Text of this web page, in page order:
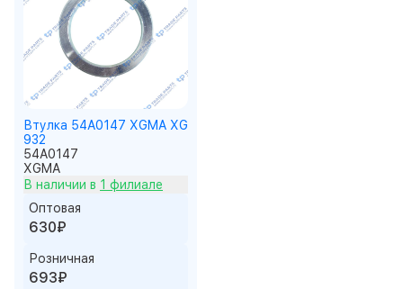
Втулка 54A0147 XGMA XG
932
54A0147
XGMA
В наличии в 1 филиале
Оптовая
630₽
Розничная
693₽